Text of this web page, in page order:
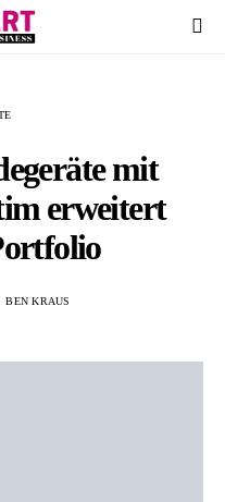
mit
erweitert
BEN KRAUS